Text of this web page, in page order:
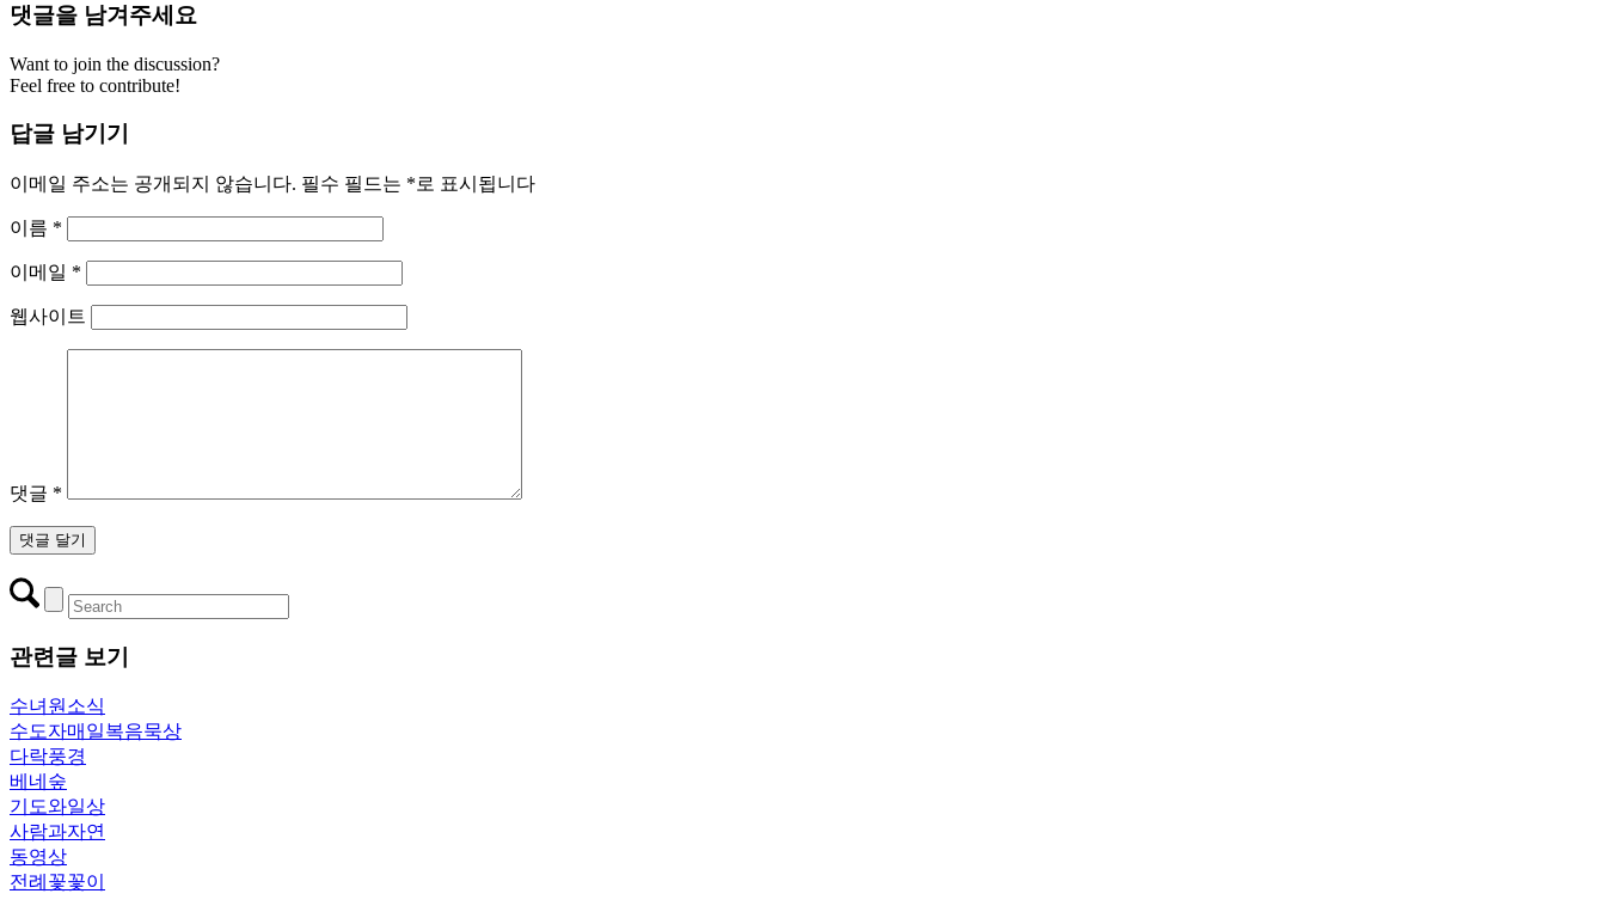
댓글을 남겨주세요
Want to join the discussion?
Feel free to contribute!
답글 남기기
이메일 주소는 공개되지 않습니다. 필수 필드는 *로 표시됩니다
이름 *
이메일 *
웹사이트
댓글 *
관련글 보기
수녀원소식
수도자매일복음묵상
다락풍경
베네숲
기도와일상
사람과자연
동영상
전례꽃꽃이